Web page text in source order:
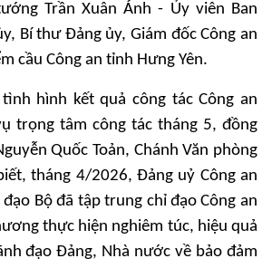
Trần Xuân Ánh - Ủy viên Ban
Bí thư Đảng ủy, Giám đốc Công an
cầu Công an tỉnh Hưng Yên.
hình kết quả công tác Công an
trọng tâm công tác tháng 5, đồng
Quốc Toản, Chánh Văn phòng
tháng 4/2026, Đảng uỷ Công an
Bộ đã tập trung chỉ đạo Công an
thực hiện nghiêm túc, hiệu quả
đạo Đảng, Nhà nước về bảo đảm